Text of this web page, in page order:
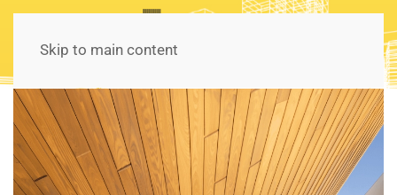
Skip to main content